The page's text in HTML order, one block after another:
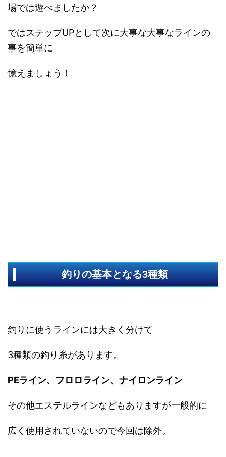
場では遊べましたか？
ではステップUPとして次に大事な大事なラインの
事を簡単に
憶えましょう！
釣りの基本となる3種類
釣りに使うラインには大きく分けて
3種類の釣り糸があります。
PEライン、フロロライン、ナイロンライン
その他エステルラインなどもありますが一般的に
広く使用されていないので今回は除外。